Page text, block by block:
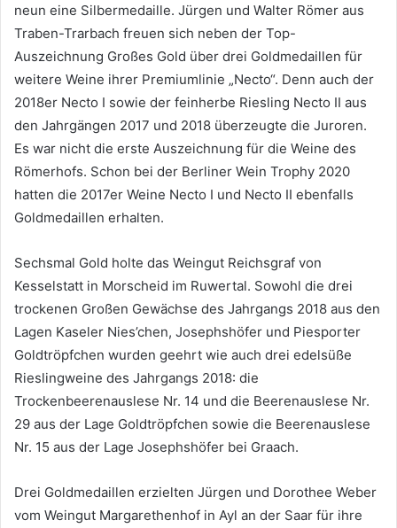
neun eine Silbermedaille. Jürgen und Walter Römer aus
Traben-Trarbach freuen sich neben der Top-
Auszeichnung Großes Gold über drei Goldmedaillen für
weitere Weine ihrer Premiumlinie „Necto“. Denn auch der
2018er Necto I sowie der feinherbe Riesling Necto II aus
den Jahrgängen 2017 und 2018 überzeugte die Juroren.
Es war nicht die erste Auszeichnung für die Weine des
Römerhofs. Schon bei der Berliner Wein Trophy 2020
hatten die 2017er Weine Necto I und Necto II ebenfalls
Goldmedaillen erhalten.
Sechsmal Gold holte das Weingut Reichsgraf von
Kesselstatt in Morscheid im Ruwertal. Sowohl die drei
trockenen Großen Gewächse des Jahrgangs 2018 aus den
Lagen Kaseler Nies’chen, Josephshöfer und Piesporter
Goldtröpfchen wurden geehrt wie auch drei edelsüße
Rieslingweine des Jahrgangs 2018: die
Trockenbeerenauslese Nr. 14 und die Beerenauslese Nr.
29 aus der Lage Goldtröpfchen sowie die Beerenauslese
Nr. 15 aus der Lage Josephshöfer bei Graach.
Drei Goldmedaillen erzielten Jürgen und Dorothee Weber
vom Weingut Margarethenhof in Ayl an der Saar für ihre